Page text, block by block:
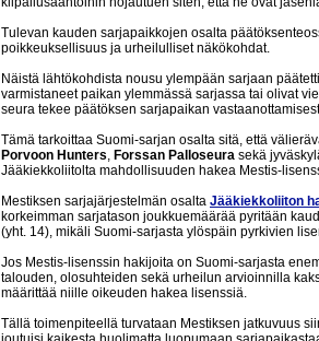
Tulevan kauden sarjapaikkojen osalta
poikkeuksellisuus ja urheilulliset näkökohdat.
Näistä lähtökohdista nousu ylempään sarjaan
varmistaneet paikan ylemmässä sarjassa tai olivat
seura tekee päätöksen sarjapaikan
Tämä tarkoittaa Suomi-sarjan osalta sitä, että
Porvoon Hunters, Forssan Palloseura sekä
Jääkiekkoliitolta mahdollisuuden hakea Mestis-
Mestiksen sarjajärjestelmän osalta Jääkiekkoliiton
korkeimman sarjatason joukkuemäärää pyritään
(yht. 14), mikäli Suomi-sarjasta ylöspäin pyrkivien
Jos Mestis-lisenssin hakijoita on Suomi-sarjasta
talouden, olosuhteiden sekä urheilun arvioinnilla
määrittää niille oikeuden hakea lisenssiä.
Tällä toimenpiteellä turvataan Mestiksen jatkuvuus